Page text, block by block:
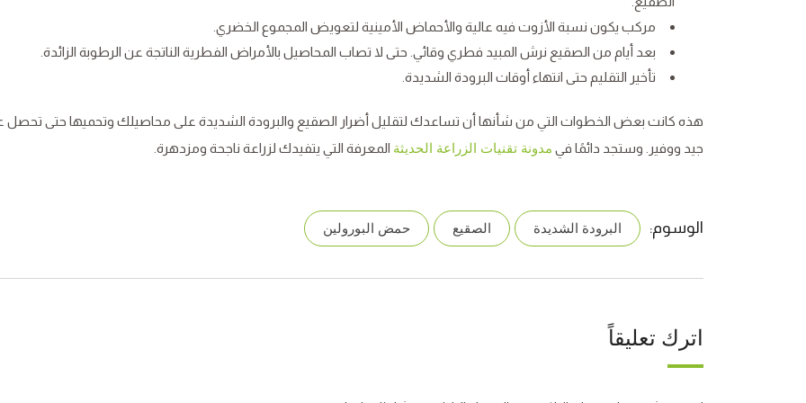
مركب يكون نسبة الأزوت فيه عالية والأحماض الأمينية لتعويض المجموع الخضري.
بعد أيام من الصقيع نرش المبيد فطري وقائي. حتى لا تصاب المحاصيل بالأمراض الفطرية الناتجة عن الرطوبة الزائدة.
تأخير التقليم حتى انتهاء أوقات البرودة الشديدة.
هذه كانت بعض الخطوات التي من شأنها أن تساعدك لتقليل أضرار الصقيع والبرودة الشديدة على محاصيلك وتحميها حتى تحصل
جيد ووفير. وستجد دائمًا في مدونة تقنيات الزراعة الحديثة المعرفة التي يتفيدك لزراعة ناجحة ومزدهرة.
الوسوم: البرودة الشديدة الصقيع حمض البورولين
اترك تعليقاً